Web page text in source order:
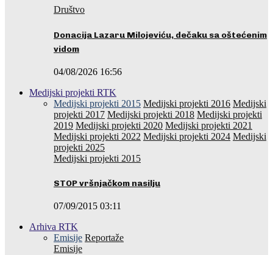
Društvo
Donacija Lazaru Milojeviću, dečaku sa oštećenim
vidom
04/08/2026 16:56
Medijski projekti RTK
Medijski projekti 2015 Medijski projekti 2016 Medijski
projekti 2017 Medijski projekti 2018 Medijski projekti
2019 Medijski projekti 2020 Medijski projekti 2021
Medijski projekti 2022 Medijski projekti 2024 Medijski
projekti 2025
Medijski projekti 2015
STOP vršnjačkom nasilju
07/09/2015 03:11
Arhiva RTK
Emisije Reportaže
Emisije